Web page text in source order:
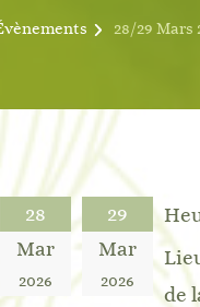
28/29 Mars
28
Mar
2026
29
Mar
2026
de